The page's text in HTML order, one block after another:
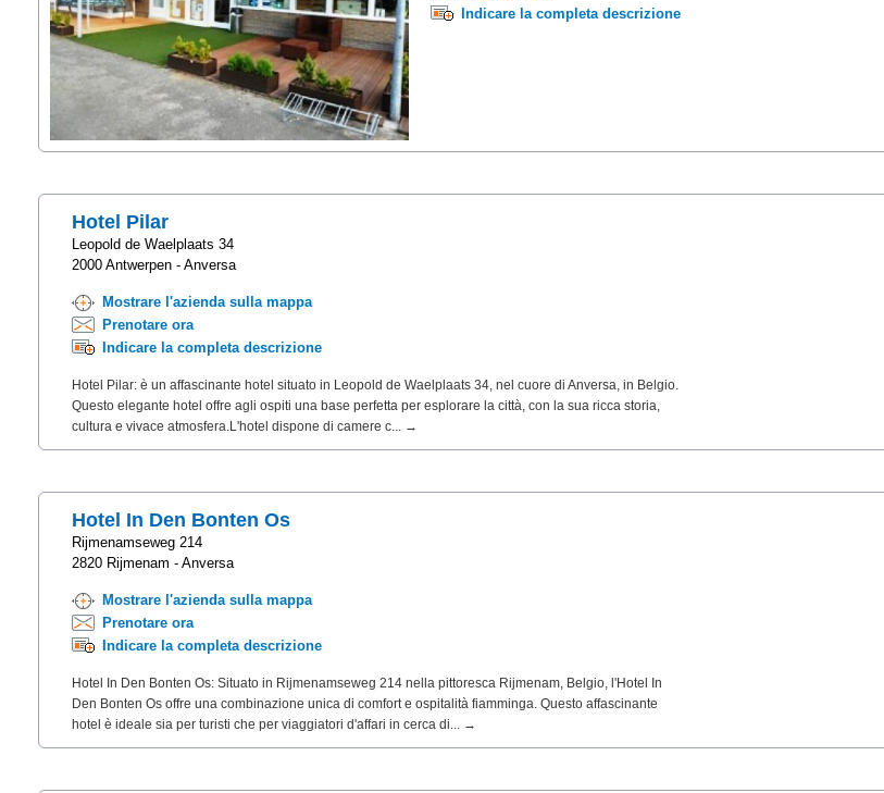
Indicare la completa descrizione
Hotel Pilar
Leopold de Waelplaats 34
2000 Antwerpen - Anversa
Mostrare l'azienda sulla mappa
Prenotare ora
Indicare la completa descrizione
Hotel Pilar: è un affascinante hotel situato in Leopold de Waelplaats 34, nel cuore di Anversa, in Belgio.
Questo elegante hotel offre agli ospiti una base perfetta per esplorare la città, con la sua ricca storia,
cultura e vivace atmosfera.L'hotel dispone di camere c... →
Hotel In Den Bonten Os
Rijmenamseweg 214
2820 Rijmenam - Anversa
Mostrare l'azienda sulla mappa
Prenotare ora
Indicare la completa descrizione
Hotel In Den Bonten Os: Situato in Rijmenamseweg 214 nella pittoresca Rijmenam, Belgio, l'Hotel In
Den Bonten Os offre una combinazione unica di comfort e ospitalità fiamminga. Questo affascinante
hotel è ideale sia per turisti che per viaggiatori d'affari in cerca di... →